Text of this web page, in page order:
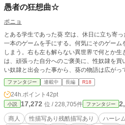
愚者の狂想曲☆
ポニョ
とある学生であった葵 空は、休日に立ち寄
一本のゲームを手にする。何気にそのゲー
しまう。右も左も解らない異世界で何とか
は、頑張った自分へのご褒美に、性奴隷を
い奴隷と出会った事から、葵の物語は広が
に葵は何を手に入れ、何を切り捨て、何を失
とした物語です。 ※物語はゆっくりと進んで行きます。長編予定です。露骨な
性描写や、暴力描写、性奴隷なども出て来ま
大に有り、主人公は弱弱チートで、上には上
ヒロインとのイチャイチャも多大に有るので
が、楽しんで頂ければ、幸いかと思います。 ※ノクターンに掲載していたもの
ファンタジー 連載中 長編 R18
24h.ポイント 42pt
小説 17,272 位 / 228,705件 ファンタジー
商人 性描写あり残酷描写あり ハーレ